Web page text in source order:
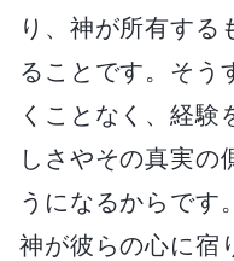
り、神が所有する
ることです。そう
くことなく、経験
しさやその真実の
うになるからです
神が彼らの心に宿